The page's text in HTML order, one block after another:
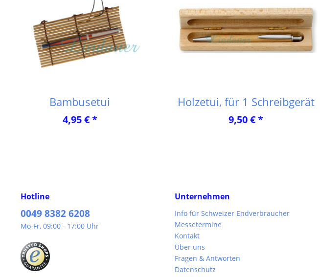
Bambusetui
4,95 € *
Holzetui, für 1 Schreibgerät
9,50 € *
Hotline
0049 8382 6208
Mo-Fr, 09:00 - 17:00 Uhr
Unternehmen
Info für Schweizer Endverbraucher
Messetermine
Kontakt
Über uns
Fragen & Antworten
Datenschutz